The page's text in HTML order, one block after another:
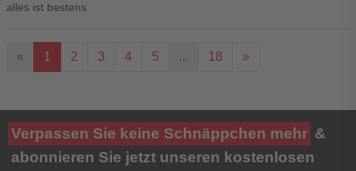
alles ist bestens
« 1 2 3 4 5 ... 18 »
Ihre Bewertung**
★★★★★
Verpassen Sie keine Schnäppchen mehr &
abonnieren Sie jetzt unseren kostenlosen